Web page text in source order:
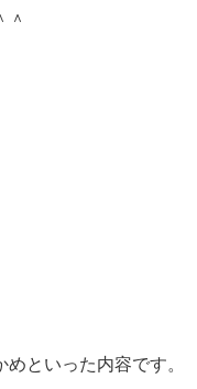
＾
といった内容です。